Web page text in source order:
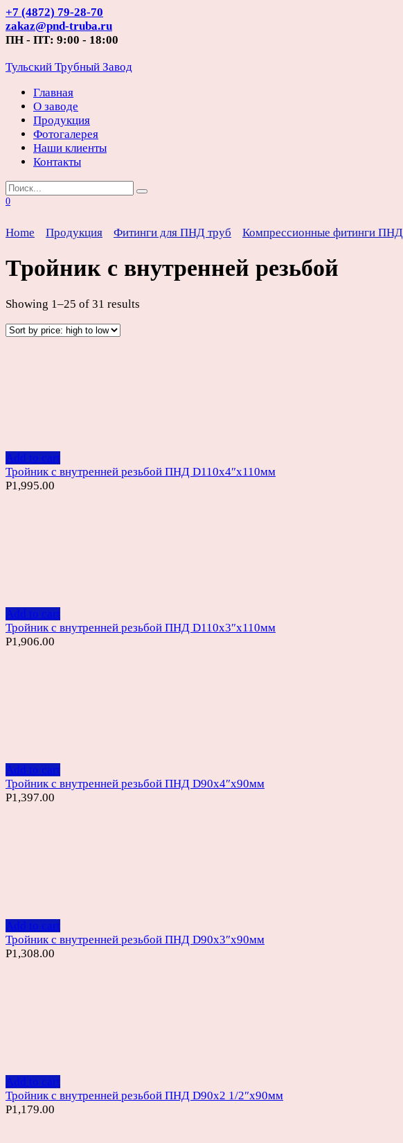
Перейти
к
содержанию
+7 (4872) 79-28-70
zakaz@pnd-truba.ru
ПН - ПТ: 9:00 - 18:00
Тульский Трубный Завод
Главная
О заводе
Продукция
Фотогалерея
Наши клиенты
Контакты
Search
for:
0
Home Продукция Фитинги для ПНД труб Компрессионные фитинги ПНД
Тройник с внутренней резьбой
Showing 1–25 of 31 results
Add to cart
Тройник с внутренней резьбой ПНД D110х4″х110мм
Р1,995.00
Add to cart
Тройник с внутренней резьбой ПНД D110х3″х110мм
Р1,906.00
Add to cart
Тройник с внутренней резьбой ПНД D90х4″х90мм
Р1,397.00
Add to cart
Тройник с внутренней резьбой ПНД D90х3″х90мм
Р1,308.00
Add to cart
Тройник с внутренней резьбой ПНД D90х2 1/2″х90мм
Р1,179.00